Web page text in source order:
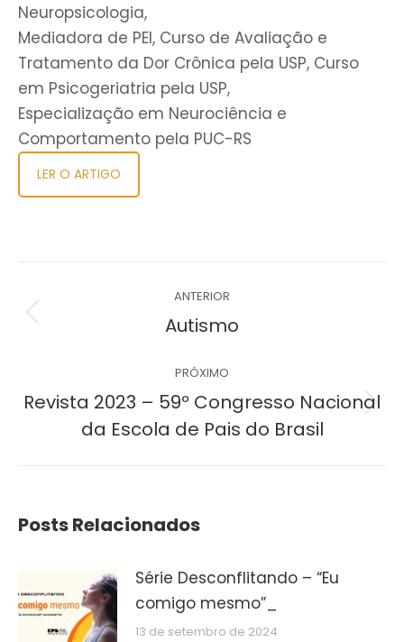
Neuropsicologia,
Mediadora de PEI, Curso de Avaliação e
Tratamento da Dor Crônica pela USP, Curso
em Psicogeriatria pela USP,
Especialização em Neurociência e
Comportamento pela PUC-RS
LER O ARTIGO
de
ANTERIOR
Post
Autismo
PRÓXIMO
Próximo
post:
Revista 2023 – 59º Congresso Nacional
da Escola de Pais do Brasil
Posts Relacionados
Série Desconflitando – “Eu
comigo mesmo”_
13 de setembro de 2024